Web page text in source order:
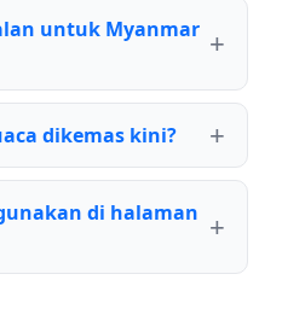
untuk Myanmar
dikemas kini?
di halaman